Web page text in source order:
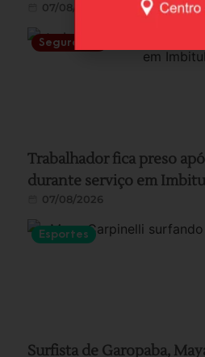
07/08/2026
Segurança
Trabalhador fica preso
durante serviço em
07/08/2026
Esportes
Surfista de Garopaba,